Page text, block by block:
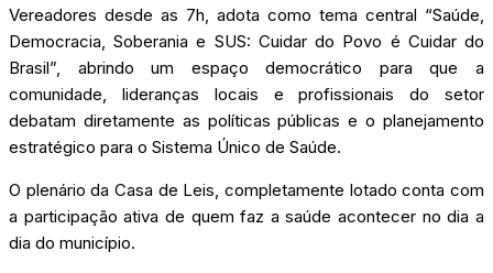
Vereadores desde as 7h, adota como tema central “Saúde,
Democracia, Soberania e SUS: Cuidar do Povo é Cuidar do
Brasil”, abrindo um espaço democrático para que a
comunidade, lideranças locais e profissionais do setor
debatam diretamente as políticas públicas e o planejamento
estratégico para o Sistema Único de Saúde.
O plenário da Casa de Leis, completamente lotado conta com
a participação ativa de quem faz a saúde acontecer no dia a
dia do município.